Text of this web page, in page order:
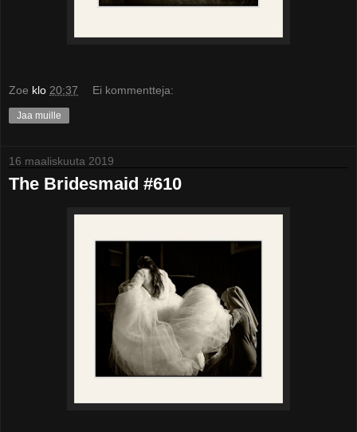
Zoe klo 20:37 Ei kommentteja:
Jaa muille
16 maaliskuuta 2019
The Bridesmaid #610